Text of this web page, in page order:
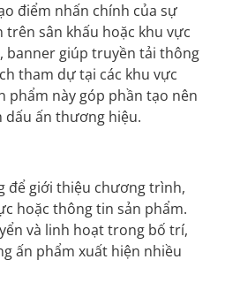
điểm nhấn chính của sự
sân khấu hoặc khu vực
banner giúp truyền tải thông
tham dự tại các khu vực
phẩm này góp phần tạo nên
dấu ấn thương hiệu.
để giới thiệu chương trình,
hoặc thông tin sản phẩm.
và linh hoạt trong bố trí,
ấn phẩm xuất hiện nhiều